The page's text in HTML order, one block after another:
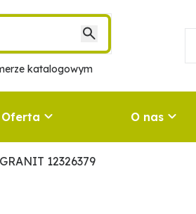
katalogowym
Oferta O nas
12326379